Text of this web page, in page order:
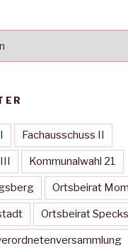
Fachausschuss II
Kommunalwahl 21
Ortsbeirat
Ortsbeirat